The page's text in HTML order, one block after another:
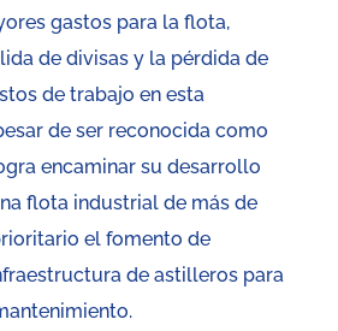
gastos para la flota,
de divisas y la pérdida de
de trabajo en esta
de ser reconocida como
encaminar su desarrollo
flota industrial de más de
el fomento de
de astilleros para